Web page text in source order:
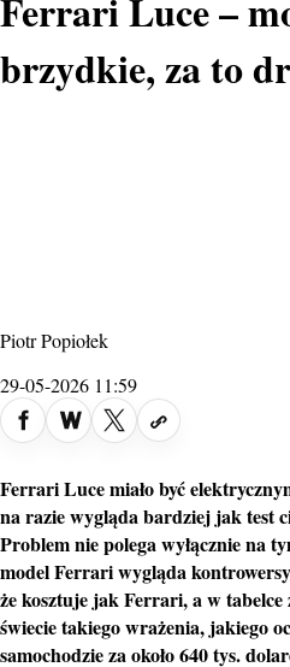
Ferrari Luce –
brzydkie, za to
Piotr Popiołek
29-05-2026 11:59
Ferrari Luce miało być
na razie wygląda bardziej jak test
Problem nie polega wyłącznie na
model Ferrari wygląda
że kosztuje jak Ferrari, a w
świecie takiego wrażenia, jakiego
samochodzie za około 640 tys.